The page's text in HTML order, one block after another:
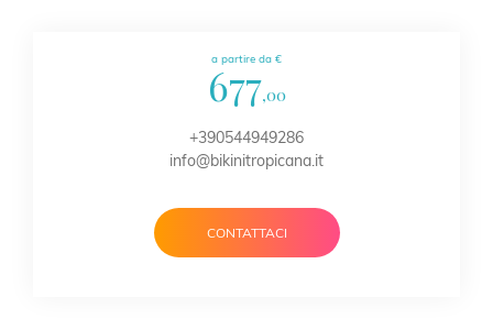
a partire da €
677,00
+390544949286
info@bikinitropicana.it
CONTATTACI